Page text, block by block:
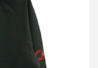
Men Classic マクン
ト 1011-02420